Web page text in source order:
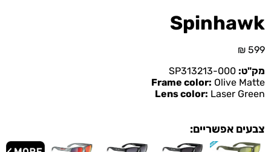
Spinhawk
₪ 599
מק"ט:
Frame color: Olive Matte
Lens color: Laser Green
צבעים אפשריים: